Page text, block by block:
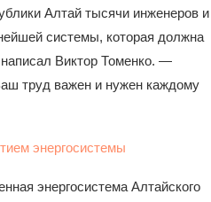
Алтай тысячи инженеров и
системы, которая должна
Виктор Томенко. —
труд важен и нужен каждому
энергосистема Алтайского